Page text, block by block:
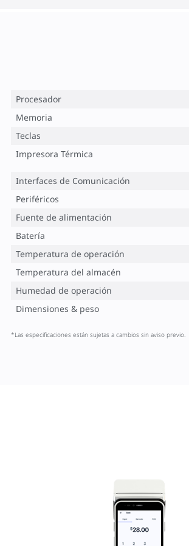
Procesador
Memoria
Teclas
Impresora Térmica
Interfaces de Comunicación
Periféricos
Fuente de alimentación
Batería
Temperatura de operación
Temperatura del almacén
Humedad de operación
Dimensiones & peso
*Las especificaciones están sujetas a cambios sin aviso previo.